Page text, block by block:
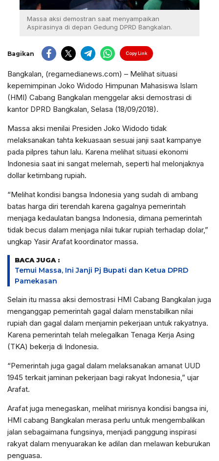
Massa aksi demostran saat menyampaikan
Aspirasinya di depan Gedung DPRD Bangkalan.
Bagikan Copy Link
Bangkalan, (regamedianews.com) – Melihat situasi
kepemimpinan Joko Widodo Himpunan Mahasiswa Islam
(HMI) Cabang Bangkalan menggelar aksi demostrasi di
kantor DPRD Bangkalan, Selasa (18/09/2018).
Massa aksi menilai Presiden Joko Widodo tidak
melaksanakan tahta kekuasaan sesuai janji saat kampanye
pada pilpres tahun lalu. Karena melihat situasi ekonomi
Indonesia saat ini sangat melemah, seperti hal melonjaknya
dollar ketimbang rupiah.
“Melihat kondisi bangsa Indonesia yang sudah di ambang
batas harga diri terendah karena gagalnya pemerintah
menjaga kedaulatan bangsa Indonesia, dimana pemerintah
tidak becus dalam menjaga nilai tukar rupiah terhadap dolar,”
ungkap Yasir Arafat koordinator massa.
BACA JUGA :
Temui Massa, Ini Janji Pj Bupati dan Ketua DPRD
Pamekasan
Selain itu massa aksi demostrasi HMI Cabang Bangkalan juga
menganggap pemerintah gagal dalam menstabilkan nilai
rupiah dan gagal dalam menjamin pekerjaan untuk rakyatnya.
Karena pemerintah telah melegalkan Tenaga Kerja Asing
(TKA) bekerja di Indonesia.
“Pemerintah juga gagal dalam melaksanakan amanat UUD
1945 terkait jaminan pekerjaan bagi rakyat Indonesia,” ujar
Arafat.
Arafat juga menegaskan, melihat mirisnya kondisi bangsa ini,
HMI cabang Bangkalan merasa perlu untuk mengembalikan
jalan sebagaimana fungsinya, menjadi panggung inspirasi
rakyat dalam menyuarakan ke adilan dan melawan keburukan
penguasa.